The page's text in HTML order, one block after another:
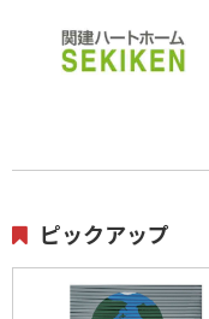
ピックアップ